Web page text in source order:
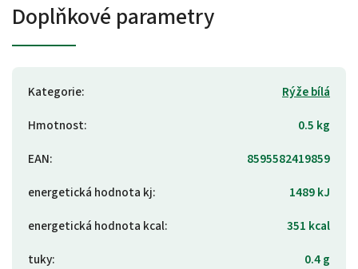
Doplňkové parametry
Kategorie:
Rýže bílá
Hmotnost:
0.5 kg
EAN:
8595582419859
energetická hodnota kj:
1489 kJ
energetická hodnota kcal:
351 kcal
tuky:
0.4 g